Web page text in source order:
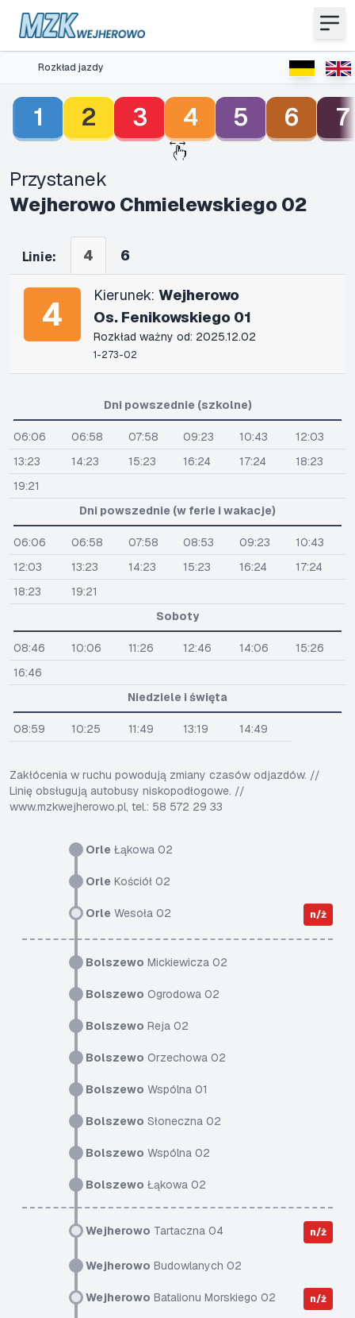
Rozkład jazdy
1 2 3 4 5 6 7
Przystanek
Wejherowo Chmielewskiego 02
Linie: 4 6
4 Kierunek: Wejherowo
Os. Fenikowskiego 01
Rozkład ważny od: 2025.12.02
1-273-02
Orle Łąkowa 02
Orle Kościół 02
Orle Wesoła 02 n/ż
Bolszewo Mickiewicza 02
Bolszewo Ogrodowa 02
Bolszewo Reja 02
Bolszewo Orzechowa 02
Bolszewo Wspólna 01
Bolszewo Słoneczna 02
Bolszewo Wspólna 02
Bolszewo Łąkowa 02
Wejherowo Tartaczna 04 n/ż
Wejherowo Budowlanych 02
Wejherowo Batalionu Morskiego 02 n/ż
Dni powszednie (szkolne)
06:06 06:58 07:58 09:23 10:43
12:03
13:23
14:23 15:23 16:24 17:24
18:23
19:21
Dni powszednie (w ferie i wakacje)
06:06 06:58 07:58 08:53 09:23
10:43
12:03
13:23 14:23 15:23 16:24
17:24
18:23
19:21
Soboty
08:46 10:06 11:26 12:46 14:06
15:26
16:46
Niedziele i święta
08:59 10:25 11:49 13:19 14:49
Zakłócenia w ruchu powodują zmiany czasów odjazdów. //
Linię obsługują autobusy niskopodłogowe. //
www.mzkwejherowo.pl, tel.: 58 572 29 33